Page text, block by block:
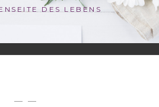
DES LEBENS
— —